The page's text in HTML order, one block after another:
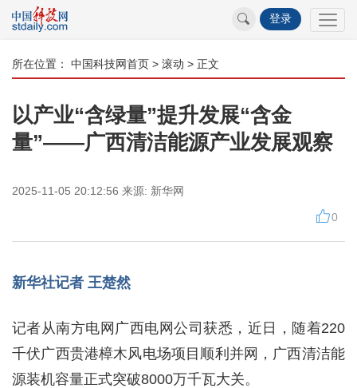
登录
所在位置： 中国科技网首页 > 滚动 > 正文
以产业“含绿量”提升发展“含金
量”——广西清洁能源产业发展观察
2025-11-05 20:12:56 来源: 新华网
0
新华社记者 王楚然
记者从南方电网广西电网公司获悉，近日，随着220
千伏广西贵港樟木风电场项目顺利并网，广西清洁能
源装机容量正式突破8000万千瓦大关。